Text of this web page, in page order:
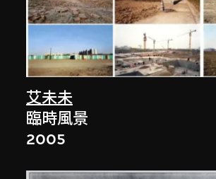
艾未未
臨時風景
2005